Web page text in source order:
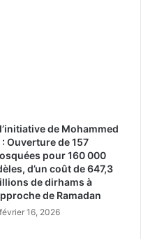
de Mohammed
: Ouverture de 157
pour 160 000
d’un coût de 647,3
de dirhams à
de Ramadan
février 16, 2026